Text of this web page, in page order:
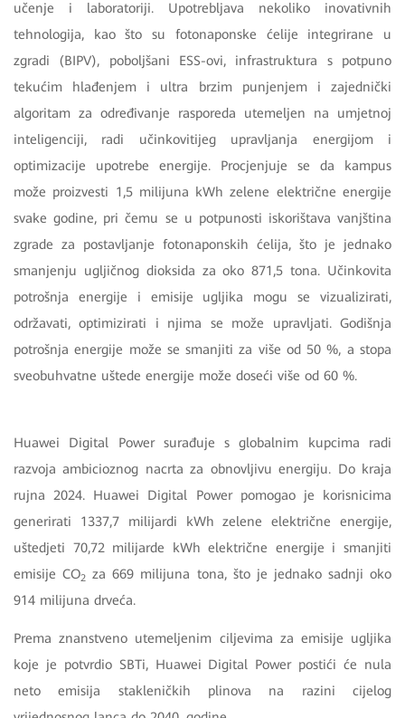
učenje i laboratoriji. Upotrebljava nekoliko inovativnih
tehnologija, kao što su fotonaponske ćelije integrirane u
zgradi (BIPV), poboljšani ESS-ovi, infrastruktura s potpuno
tekućim hlađenjem i ultra brzim punjenjem i zajednički
algoritam za određivanje rasporeda utemeljen na umjetnoj
inteligenciji, radi učinkovitijeg upravljanja energijom i
optimizacije upotrebe energije. Procjenjuje se da kampus
može proizvesti 1,5 milijuna kWh zelene električne energije
svake godine, pri čemu se u potpunosti iskorištava vanjština
zgrade za postavljanje fotonaponskih ćelija, što je jednako
smanjenju ugljičnog dioksida za oko 871,5 tona. Učinkovita
potrošnja energije i emisije ugljika mogu se vizualizirati,
održavati, optimizirati i njima se može upravljati. Godišnja
potrošnja energije može se smanjiti za više od 50 %, a stopa
sveobuhvatne uštede energije može doseći više od 60 %.
Huawei Digital Power surađuje s globalnim kupcima radi
razvoja ambicioznog nacrta za obnovljivu energiju. Do kraja
rujna 2024. Huawei Digital Power pomogao je korisnicima
generirati 1337,7 milijardi kWh zelene električne energije,
uštedjeti 70,72 milijarde kWh električne energije i smanjiti
emisije CO2 za 669 milijuna tona, što je jednako sadnji oko
914 milijuna drveća.
Prema znanstveno utemeljenim ciljevima za emisije ugljika
koje je potvrdio SBTi, Huawei Digital Power postići će nula
neto emisija stakleničkih plinova na razini cijelog